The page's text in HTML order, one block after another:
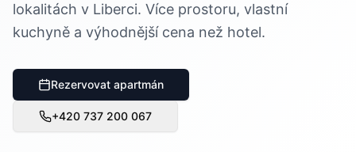
lokalitách v Liberci. Více prostoru, vlastní
kuchyně a výhodnější cena než hotel.
Rezervovat apartmán
+420 737 200 067